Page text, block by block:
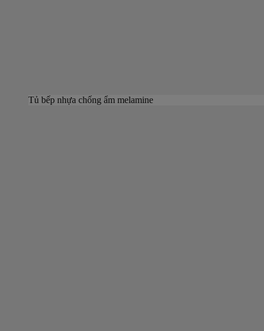
Tủ bếp nhựa chống ẩm melamine